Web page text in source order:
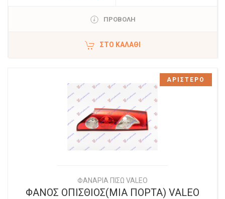
ΠΡΟΒΟΛΗ
ΣΤΟ ΚΑΛΆΘΙ
ΦΑΝΑΡΙΑ ΠΙΣΩ VALEO
ΦΑΝΟΣ ΟΠΙΣΘΙΟΣ(ΜΙΑ ΠΟΡΤΑ) VALEO
ΑΡΙΣΤΕΡΟ